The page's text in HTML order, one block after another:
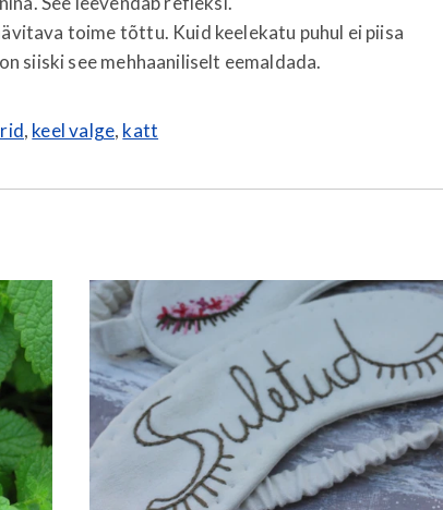
toime tõttu. Kuid keelekatu puhul ei piisa
siiski see mehhaaniliselt eemaldada.
, keel valge, katt